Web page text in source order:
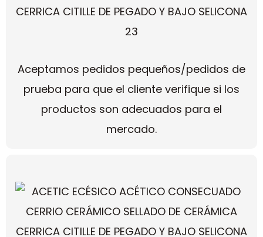
Aceptamos pedidos pequeños/pedidos de
prueba para que el cliente verifique si los
productos son adecuados para el
mercado.